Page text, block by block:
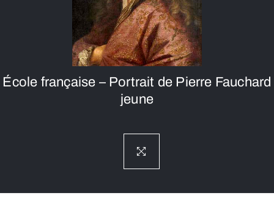
École française – Portrait de Pierre Fauchard
jeune